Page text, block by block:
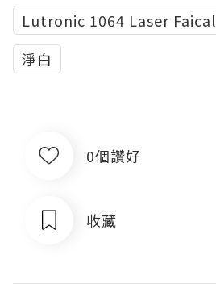
Lutronic 1064 Laser Faical
淨白
0個讚好
收藏